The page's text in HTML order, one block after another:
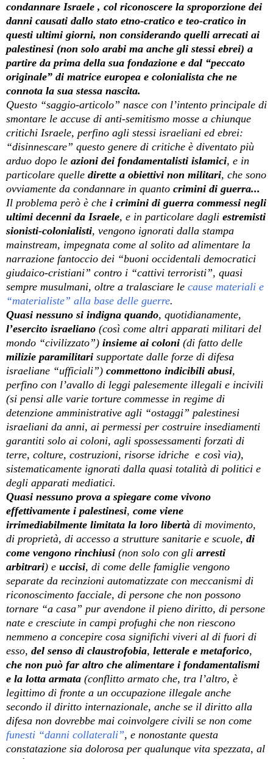
condannare Israele , col riconoscere la sproporzione dei
danni causati dallo stato etno-cratico e teo-cratico in
questi ultimi giorni, non considerando quelli arrecati ai
palestinesi (non solo arabi ma anche gli stessi ebrei) a
partire da prima della sua fondazione e dal “peccato
originale” di matrice europea e colonialista che ne
connota la sua stessa nascita.
Questo “saggio-articolo” nasce con l’intento principale di
smontare le accuse di anti-semitismo mosse a chiunque
critichi Israele, perfino agli stessi israeliani ed ebrei:
“disinnescare” questo genere di critiche è diventato più
arduo dopo le azioni dei fondamentalisti islamici, e in
particolare quelle dirette a obiettivi non militari, che sono
ovviamente da condannare in quanto crimini di guerra...
Il problema però è che i crimini di guerra commessi negli
ultimi decenni da Israele, e in particolare dagli estremisti
sionisti-colonialisti, vengono ignorati dalla stampa
mainstream, impegnata come al solito ad alimentare la
narrazione fantoccio dei “buoni occidentali democratici
giudaico-cristiani” contro i “cattivi terroristi”, quasi
sempre musulmani, oltre a tralasciare le cause materiali e
“materialiste” alla base delle guerre.
Quasi nessuno si indigna quando, quotidianamente,
l’esercito israeliano (così come altri apparati militari del
mondo “civilizzato”) insieme ai coloni (di fatto delle
milizie paramilitari supportate dalle forze di difesa
israeliane “ufficiali”) commettono indicibili abusi,
perfino con l’avallo di leggi palesemente illegali e incivili
(si pensi alle varie torture commesse in regime di
detenzione amministrative agli “ostaggi” palestinesi
israeliani da anni, ai permessi per costruire insediamenti
garantiti solo ai coloni, agli spossessamenti forzati di
terre, colture, costruzioni, risorse idriche e così via),
sistematicamente ignorati dalla quasi totalità di politici e
degli apparati mediatici.
Quasi nessuno prova a spiegare come vivono
effettivamente i palestinesi, come viene
irrimediabilmente limitata la loro libertà di movimento,
di proprietà, di accesso a strutture sanitarie e scuole, di
come vengono rinchiusi (non solo con gli arresti
arbitrari) e uccisi, di come delle famiglie vengono
separate da recinzioni automatizzate con meccanismi di
riconoscimento facciale, di persone che non possono
tornare “a casa” pur avendone il pieno diritto, di persone
nate e cresciute in campi profughi che non riescono
nemmeno a concepire cosa significhi viveri al di fuori di
esso, del senso di claustrofobia, letterale e metaforico,
che non può far altro che alimentare i fondamentalismi
e la lotta armata (conflitto armato che, tra l’altro, è
legittimo di fronte a un occupazione illegale anche
secondo il diritto internazionale, anche se il diritto alla
difesa non dovrebbe mai coinvolgere civili se non come
funesti “danni collaterali”, e nonostante questa
constatazione sia dolorosa per qualunque vita spezzata, al